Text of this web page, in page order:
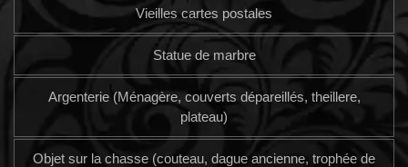
Vieilles cartes postales
Statue de marbre
Argenterie (Ménagère, couverts dépareillés, theillere,
plateau)
Objet sur la chasse (couteau, dague ancienne, trophée de